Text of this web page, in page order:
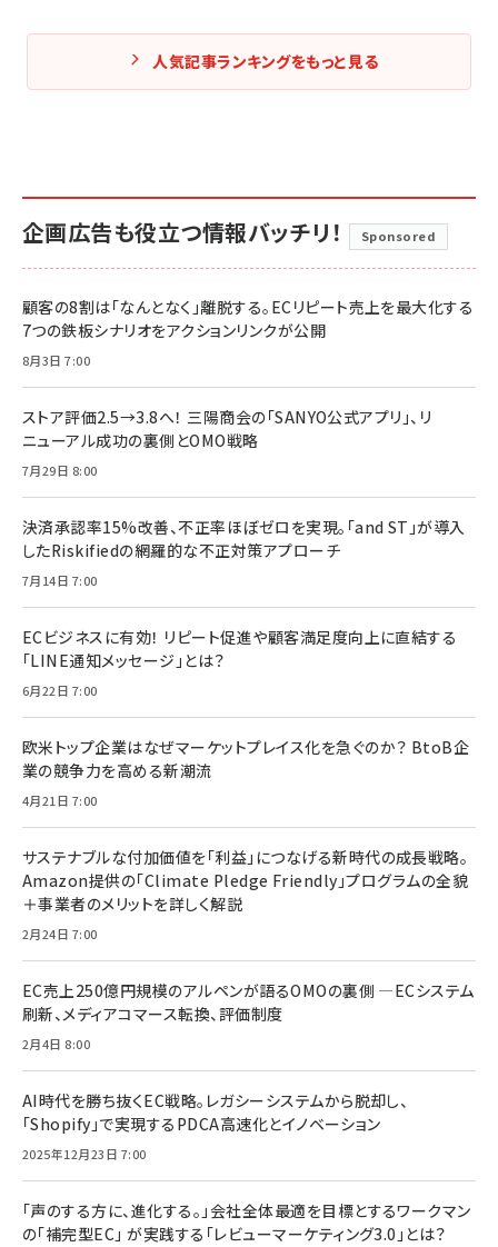
人気記事ランキングをもっと見る
企画広告も役立つ情報バッチリ！ Sponsored
顧客の8割は「なんとなく」離脱する。ECリピート売上を最大化する
7つの鉄板シナリオをアクションリンクが公開
8月3日 7:00
ストア評価2.5→3.8へ！ 三陽商会の「SANYO公式アプリ」、リ
ニューアル成功の裏側とOMO戦略
7月29日 8:00
決済承認率15%改善、不正率ほぼゼロを実現。「and ST」が導入
したRiskifiedの網羅的な不正対策アプローチ
7月14日 7:00
ECビジネスに有効！ リピート促進や顧客満足度向上に直結する
「LINE通知メッセージ」とは？
6月22日 7:00
欧米トップ企業はなぜマーケットプレイス化を急ぐのか？ BtoB企
業の競争力を高める新潮流
4月21日 7:00
サステナブルな付加価値を「利益」につなげる新時代の成長戦略。
Amazon提供の「Climate Pledge Friendly」プログラムの全貌
＋事業者のメリットを詳しく解説
2月24日 7:00
EC売上250億円規模のアルペンが語るOMOの裏側 ―ECシステム
刷新、メディアコマース転換、評価制度
2月4日 8:00
AI時代を勝ち抜くEC戦略。レガシーシステムから脱却し、
「Shopify」で実現するPDCA高速化とイノベーション
2025年12月23日 7:00
「声のする方に、進化する。」会社全体最適を目標とするワークマン
の「補完型EC」 が実践する「レビューマーケティング3.0」とは？